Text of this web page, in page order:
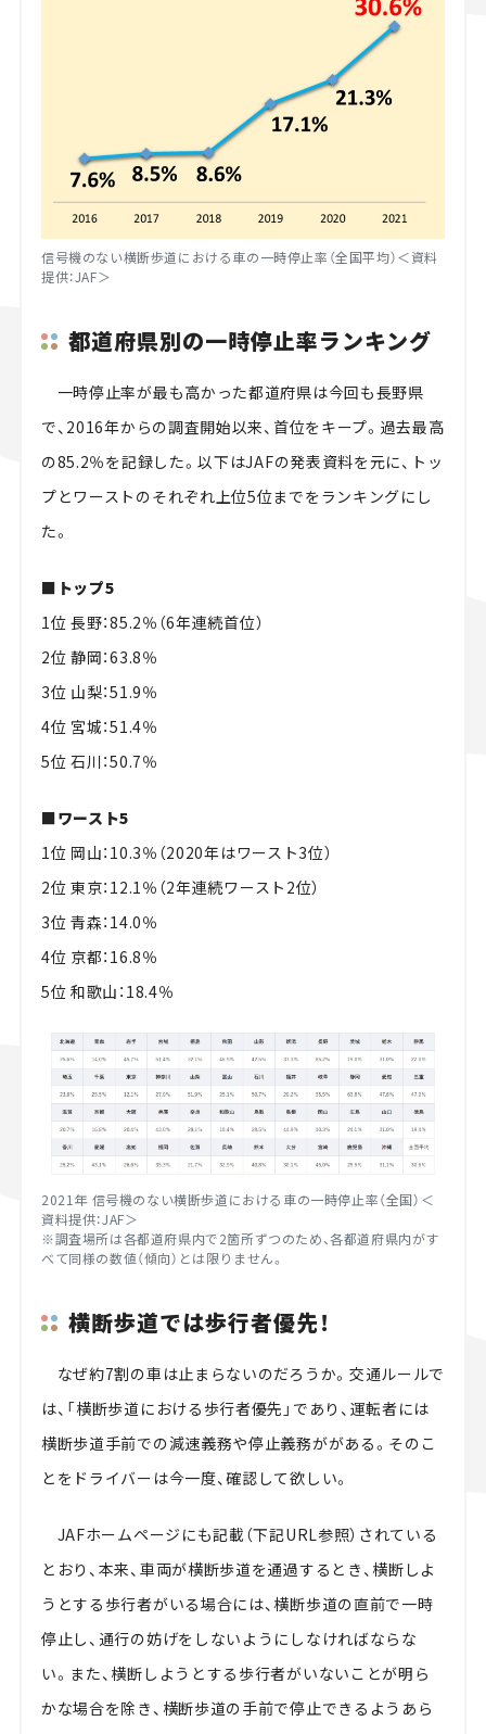
信号機のない横断歩道における車の一時停止率（全国平均）＜資料
提供：JAF＞
都道府県別の一時停止率ランキング
一時停止率が最も高かった都道府県は今回も長野県
で、2016年からの調査開始以来、首位をキープ。過去最高
の85.2％を記録した。以下はJAFの発表資料を元に、トッ
プとワーストのそれぞれ上位5位までをランキングにし
た。
■トップ5
1位 長野：85.2％（6年連続首位）
2位 静岡：63.8％
3位 山梨：51.9％
4位 宮城：51.4％
5位 石川：50.7％
■ワースト5
1位 岡山：10.3％（2020年はワースト3位）
2位 東京：12.1％（2年連続ワースト2位）
3位 青森：14.0％
4位 京都：16.8％
5位 和歌山：18.4％
2021 年 信号機のない横断歩道における車の一時停止率（全国）＜
資料提供：JAF＞
※調査場所は各都道府県内で2箇所ずつのため、各都道府県内がす
べて同様の数値（傾向）とは限りません。
横断歩道では歩行者優先！
なぜ約7割の車は止まらないのだろうか。交通ルールで
は、「横断歩道における歩行者優先」であり、運転者には
横断歩道手前での減速義務や停止義務ががある。そのこ
とをドライバーは今一度、確認して欲しい。
JAFホームページにも記載（下記URL参照）されている
とおり、本来、車両が横断歩道を通過するとき、横断しよ
うとする歩行者がいる場合には、横断歩道の直前で一時
停止し、通行の妨げをしないようにしなければならな
い。また、横断しようとする歩行者がいないことが明ら
かな場合を除き、横断歩道の手前で停止できるようあら